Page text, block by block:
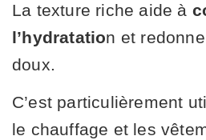
La texture riche aide à
l’hydratation et
doux.
C’est particulièrement
le chauffage et les